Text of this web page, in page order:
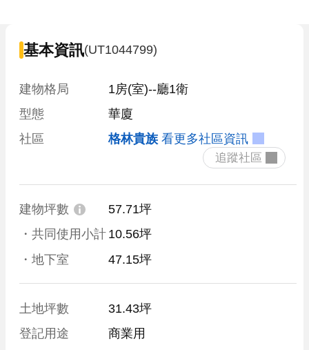
基本資訊(UT1044799)
建物格局
1房(室)--廳1衛
型態
華廈
社區
格林貴族 看更多社區資訊
建物坪數
57.71坪
・共同使用小計 10.56坪
・地下室
47.15坪
土地坪數
31.43坪
登記用途
商業用